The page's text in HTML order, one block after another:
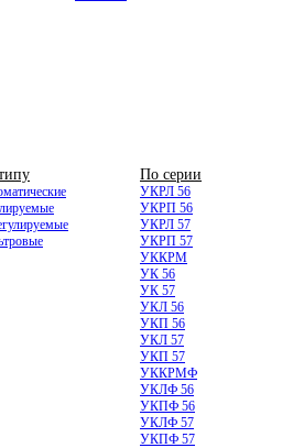
По серии
УКРЛ 56
УКРП 56
УКРЛ 57
УКРП 57
УККРМ
УК 56
УК 57
УКЛ 56
УКП 56
УКЛ 57
УКП 57
УККРМФ
УКЛФ 56
УКПФ 56
УКЛФ 57
УКПФ 57